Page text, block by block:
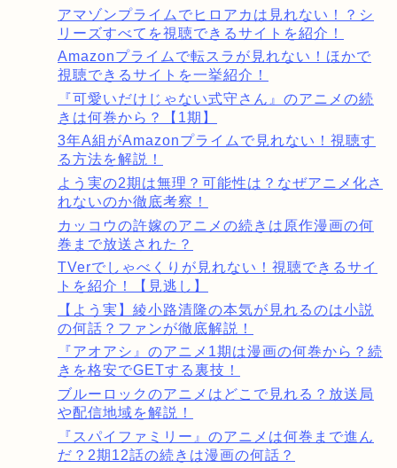
アマゾンプライムでヒロアカは見れない！？シ
リーズすべてを視聴できるサイトを紹介！
Amazonプライムで転スラが見れない！ほかで
視聴できるサイトを一挙紹介！
『可愛いだけじゃない式守さん』のアニメの続
きは何巻から？【1期】
3年A組がAmazonプライムで見れない！視聴す
る方法を解説！
よう実の2期は無理？可能性は？なぜアニメ化さ
れないのか徹底考察！
カッコウの許嫁のアニメの続きは原作漫画の何
巻まで放送された？
TVerでしゃべくりが見れない！視聴できるサイ
トを紹介！【見逃し】
【よう実】綾小路清隆の本気が見れるのは小説
の何話？ファンが徹底解説！
『アオアシ』のアニメ1期は漫画の何巻から？続
きを格安でGETする裏技！
ブルーロックのアニメはどこで見れる？放送局
や配信地域を解説！
『スパイファミリー』のアニメは何巻まで進ん
だ？2期12話の続きは漫画の何話？